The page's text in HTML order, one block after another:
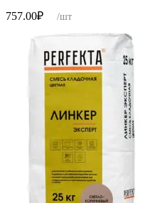
757.00₽ /шт